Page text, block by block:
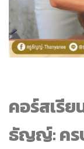
คอร์สเรี
ธัญญ์: คร